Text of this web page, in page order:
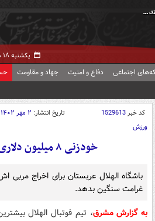
یکشنبه ۱۸ مرداد ۱۴۰۵ -
اجتماعی دفاع و امنیت جهاد و مقاومت
کد خبر1529613 تاریخ انتشار: ۲ مهر ۱۴۰۲ - ۱۴:۱۳
ورزش
خودزنی ۸ میلیون دلاری الهلال قبل از بازی با نساجی!
باشگاه الهلال عربستان برای اخراج مربی
غرامت سنگین بدهد.
به گزارش مشرق، تیم فوتبال الهلال